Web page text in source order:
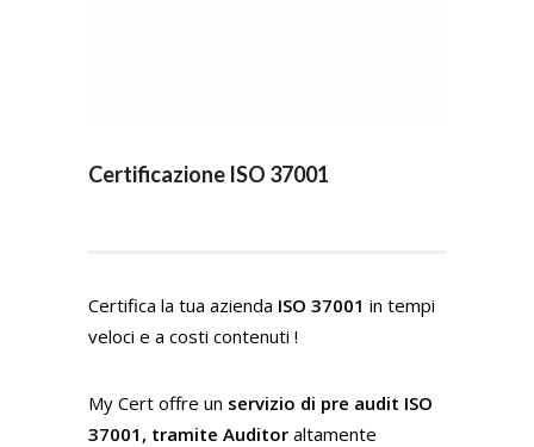
Certificazione ISO 37001
Certifica la tua azienda ISO 37001 in tempi
veloci e a costi contenuti !
My Cert offre un servizio di pre audit ISO
37001, tramite Auditor altamente